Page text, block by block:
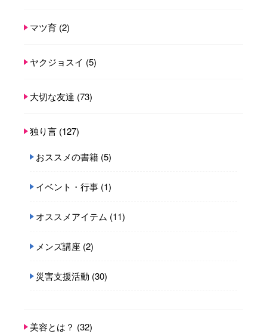
マツ育 (2)
ヤクジョスイ (5)
大切な友達 (73)
独り言 (127)
おススメの書籍 (5)
イベント・行事 (1)
オススメアイテム (11)
メンズ講座 (2)
災害支援活動 (30)
美容とは？ (32)